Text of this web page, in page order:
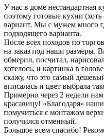
У нас в доме нестандартная
поэтому готовые кухни
вариант. Мы с мужем много
подходящего варианта.
После всех походов по
на заказ под наши размеры.
обмерил, посчитал,
хотелось, и картинка в
скажу, что это самый
вписалась и цвет выбрала
Примерно через 2 недели
красавицу! «Благодаря»
помучиться с монтажом
получился отменный.
Большое всем спасибо!